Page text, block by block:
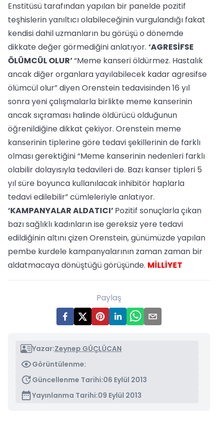
Enstitüsü tarafından yapılan bir panelde pozitif
teşhislerin yanıltıcı olabileceğinin vurgulandığı fakat
kendisi dahil uzmanların bu görüşü o dönemde
dikkate değer görmediğini anlatıyor. ‘AGRESİFSE
ÖLÜMCÜL OLUR’“Meme kanseri öldürmez. Hastalık
ancak diğer organlara yayılabilecek kadar agresifse
ölümcül olur” diyen Orenstein tedavisinden 16 yıl
sonra yeni çalışmalarla birlikte meme kanserinin
ancak sıçraması halinde öldürücü olduğunun
öğrenildiğine dikkat çekiyor. Orenstein meme
kanserinin tiplerine göre tedavi şekillerinin de farklı
olması gerektiğini “Meme kanserinin nedenleri farklı
olabilir dolayısıyla tedavileri de. Bazı kanser tipleri 5
yıl süre boyunca kullanılacak inhibitör haplarla
tedavi edilebilir” cümleleriyle anlatıyor.
‘KAMPANYALAR ALDATICI’Pozitif sonuçlarla çıkan
bazı sağlıklı kadınların ise gereksiz yere tedavi
edildiğinin altını çizen Orenstein, günümüzde yapılan
pembe kurdele kampanyalarının zaman zaman bir
aldatmacaya dönüştüğü görüşünde. MİLLİYET
Paylaş
Yazar:Zeynep GÜÇLÜCAN
Görüntülenme:
Güncellenme Tarihi:06 Eylül 2013
Yayınlanma Tarihi:09 Eylül 2013